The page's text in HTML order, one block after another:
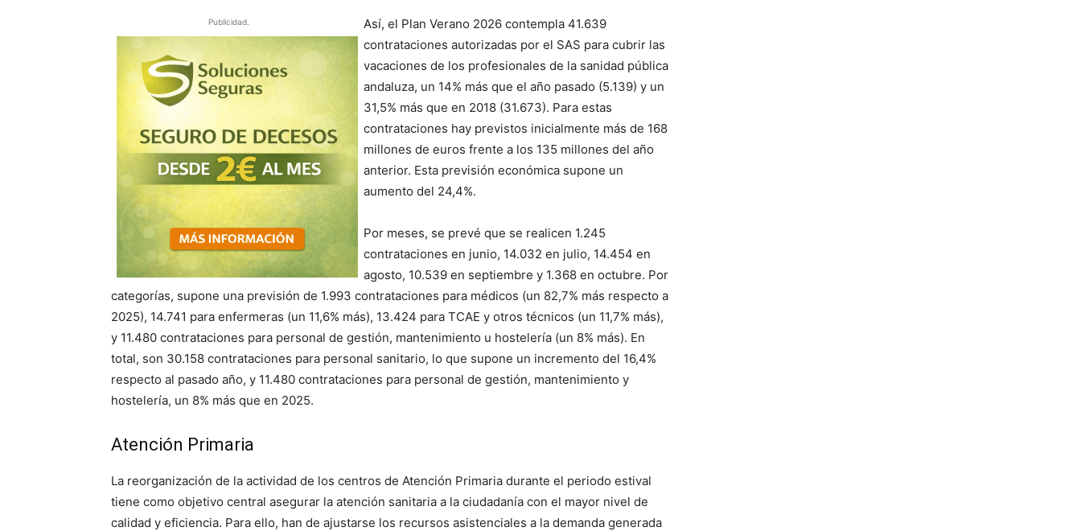
Publicidad.
Así, el Plan Verano 2026 contempla 41.639
contrataciones autorizadas por el SAS para cubrir las
vacaciones de los profesionales de la sanidad pública
andaluza, un 14% más que el año pasado (5.139) y un
31,5% más que en 2018 (31.673). Para estas
contrataciones hay previstos inicialmente más de 168
millones de euros frente a los 135 millones del año
anterior. Esta previsión económica supone un
aumento del 24,4%.
Por meses, se prevé que se realicen 1.245
contrataciones en junio, 14.032 en julio, 14.454 en
agosto, 10.539 en septiembre y 1.368 en octubre. Por
categorías, supone una previsión de 1.993 contrataciones para médicos (un 82,7% más respecto a
2025), 14.741 para enfermeras (un 11,6% más), 13.424 para TCAE y otros técnicos (un 11,7% más),
y 11.480 contrataciones para personal de gestión, mantenimiento u hostelería (un 8% más). En
total, son 30.158 contrataciones para personal sanitario, lo que supone un incremento del 16,4%
respecto al pasado año, y 11.480 contrataciones para personal de gestión, mantenimiento y
hostelería, un 8% más que en 2025.
Atención Primaria
La reorganización de la actividad de los centros de Atención Primaria durante el periodo estival
tiene como objetivo central asegurar la atención sanitaria a la ciudadanía con el mayor nivel de
calidad y eficiencia. Para ello, han de ajustarse los recursos asistenciales a la demanda generada